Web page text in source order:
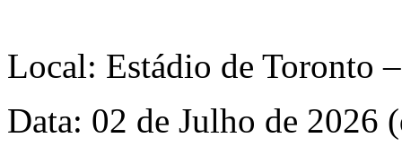
Local: Estádio de Toronto
Data: 02 de Julho de 2026